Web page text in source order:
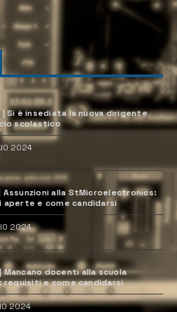
| Si è insediata la nuova dirigente
scolastico
2024
Assunzioni alla StMicroelectronics:
aperte e come candidarsi
2024
Mancano docenti alla scuola
requisiti e come candidarsi
2024